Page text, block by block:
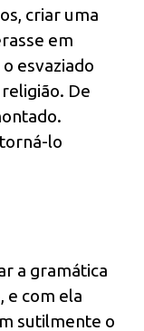
criar uma
em
esvaziado
De
lo
a gramática
e com ela
sutilmente o